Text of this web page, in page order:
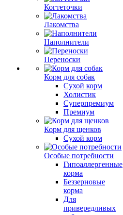
Когтеточки
Лакомства
Наполнители
Переноски
Корм для собак
Сухой корм
Холистик
Суперпремиум
Премиум
Корм для щенков
Сухой корм
Особые потребности
Гипоаллергенные
корма
Беззерновые
корма
Для
привередливых